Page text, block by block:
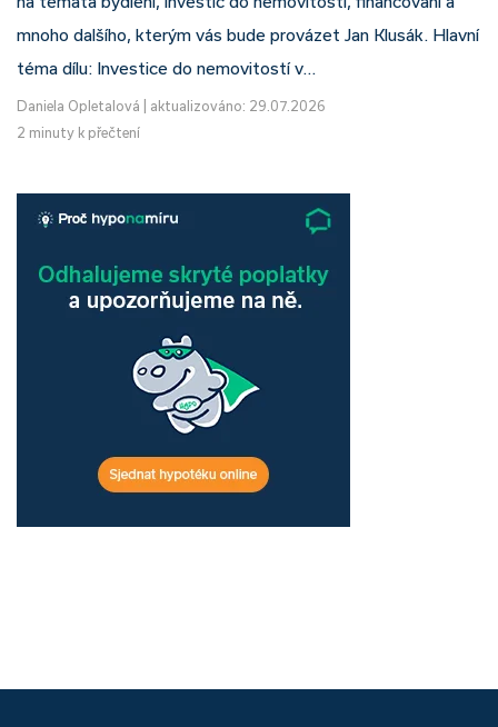
mnoho dalšího, kterým vás bude provázet Jan Klusák. Hlavní
téma dílu: Investice do nemovitostí v…
Daniela Opletalová
aktualizováno: 29.07.2026
2 minuty k přečtení